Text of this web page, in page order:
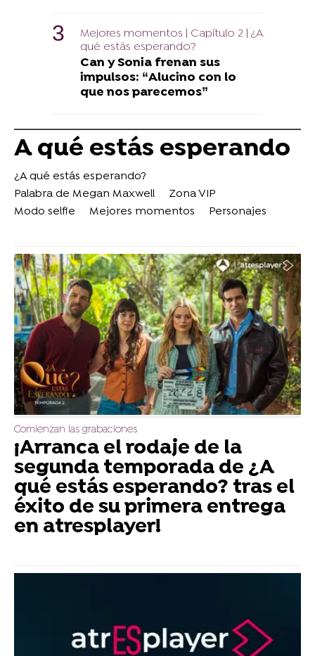
Mejores momentos | Capítulo 2 | ¿A
qué estás esperando?
Can y Sonia frenan sus
impulsos: “Alucino con lo
que nos parecemos”
A qué estás esperando
¿A qué estás esperando?
Palabra de Megan Maxwell
Zona VIP
Modo selfie
Mejores momentos Personajes
Comienzan las grabaciones
¡Arranca el rodaje de la
segunda temporada de ¿A
qué estás esperando? tras el
éxito de su primera entrega
en atresplayer!